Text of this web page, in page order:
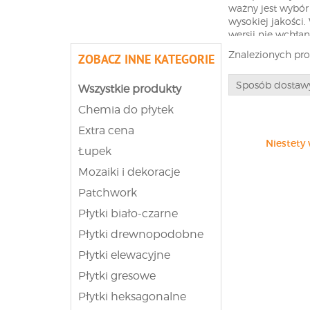
ważny jest
wysokiej jakości.
wersji nie
niska
od naszych
ceramicznymi.
Łazienki w
dogmatem.
jest ładna, gdy
właściwości
dzieci lub
ZOBACZ INNE KATEGORIE
Wszystkie produkty
Chemia do płytek
Extra cena
Łupek
Mozaiki i dekoracje
Patchwork
Płytki biało-czarne
Płytki drewnopodobne
Płytki elewacyjne
Płytki gresowe
Płytki heksagonalne
Znalezionych
Sposób
Niestety